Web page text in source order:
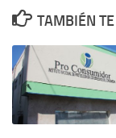
TAMBIÉN